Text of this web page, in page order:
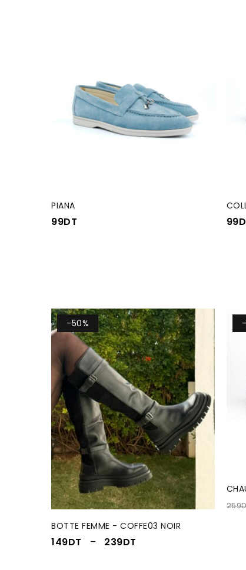
PIANA
99DT 99
-50%
BOTTE FEMME - COFFE03 NOIR
149DT – 239DT
259